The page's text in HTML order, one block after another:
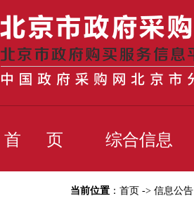
首 页 综合信息
当前位置 ： 首页 -> 信息公告